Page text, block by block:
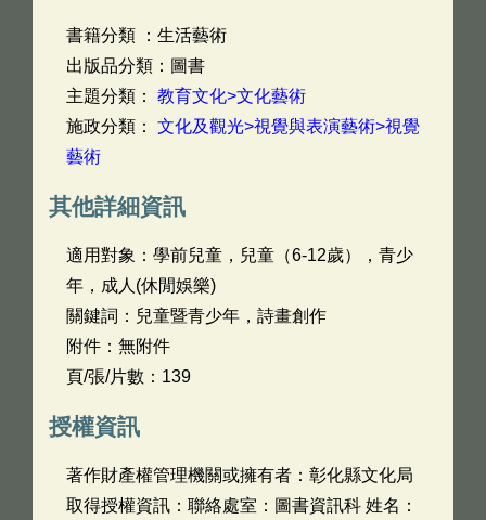
書籍分類 ：生活藝術
出版品分類：圖書
主題分類： 教育文化>文化藝術
施政分類： 文化及觀光>視覺與表演藝術>視覺
藝術
其他詳細資訊
適用對象：學前兒童，兒童（6-12歲），青少
年，成人(休閒娛樂)
關鍵詞：兒童暨青少年，詩畫創作
附件：無附件
頁/張/片數：139
授權資訊
著作財產權管理機關或擁有者：彰化縣文化局
取得授權資訊：聯絡處室：圖書資訊科 姓名：